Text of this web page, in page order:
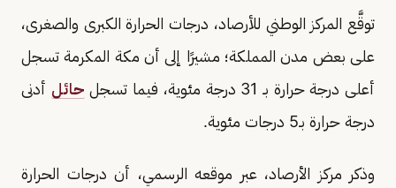
توقَّع المركز الوطني للأرصاد، درجات الحرارة الكبرى والصغرى،
على بعض مدن المملكة؛ مشيرًا إلى أن مكة المكرمة تسجل
أعلى درجة حرارة بـ 31 درجة مئوية، فيما تسجل
حائل أدنى
درجة حرارة بـ5 درجات مئوية.
وذكر مركز الأرصاد، عبر موقعه الرسمي، أن درجات الحرارة